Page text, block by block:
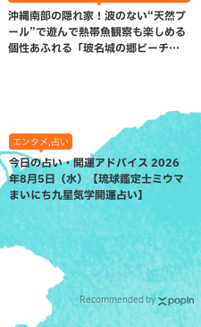
沖縄南部の隠れ家！波のない“天然プ
ール”で遊んで熱帯魚観察も楽しめる
個性あふれる「玻名城の郷ビーチ」
エンタメ,占い
今日の占い・開運アドバイス 2026
年8月5日（水）【琉球鑑定士ミウマ
まいにち九星気学開運占い】
Recommended by